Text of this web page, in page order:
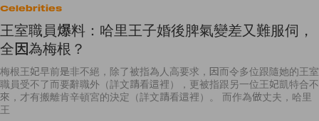
Celebrities
王室職員爆料：哈里王子婚後脾氣變差又難服伺，
全因為梅根？
梅根王妃早前是非不絕，除了被指為人高要求，因而令多位跟隨她的王室
職員受不了而要辭職外（詳文請看這裡），更被指跟另一位王妃凱特合不
來，才有搬離肯辛頓宮的決定（詳文請看這裡）。 而作為做丈夫，哈里
王